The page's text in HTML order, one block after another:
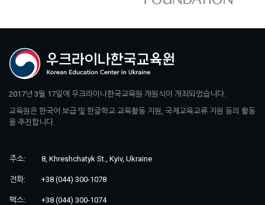
2017년 3월 17일에 우크라이나한국교육원 개원식이 개최되었습니다.
교육원은 한국어 보급 및 한글학교 교육활동 지원, 국제교육교류 지원 등의 활동
을 추진합니다.
주소: 8, Khreshchatyk St., Kyiv, Ukraine
전화: +38 (044) 300-1078
팩스: +38 (044) 300-1074